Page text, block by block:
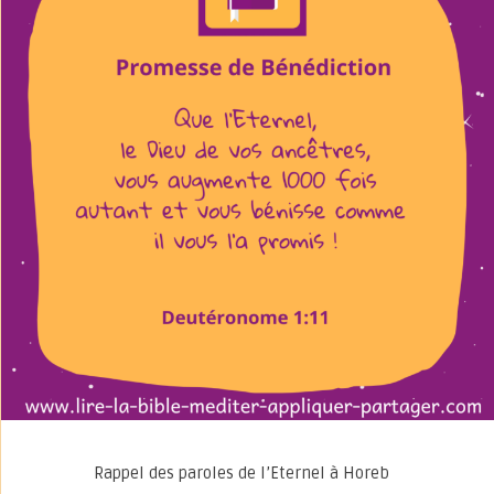
Rappel des paroles de l’Eternel à Horeb